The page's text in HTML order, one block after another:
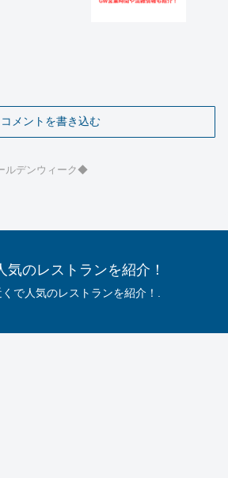
コメントを書き込む
ルデンウィーク◆
気のレストランを紹介！
で人気のレストランを紹介！.